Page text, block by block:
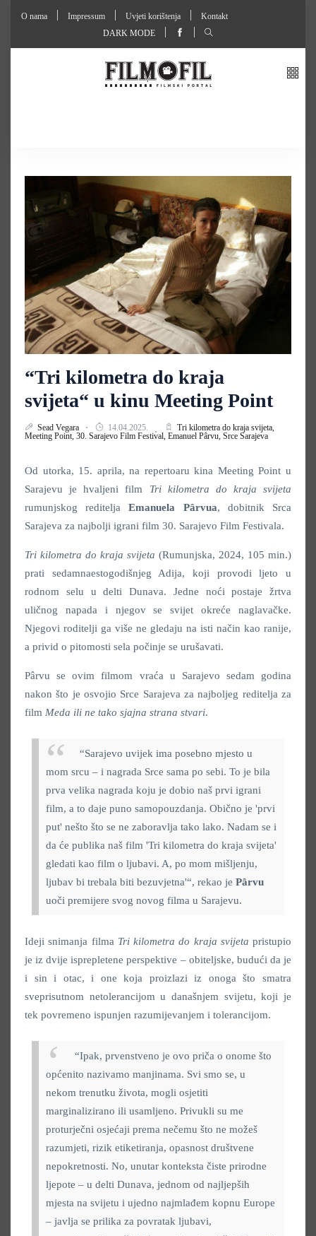
O nama Impressum Uvjeti korištenja
Kontakt
DARK MODE
“Tri kilometra do kraja
svijeta“ u kinu Meeting Point
Sead Vegara 14.04.2025.
Tri kilometra do kraja svijeta,
Meeting Point, 30. Sarajevo Film Festival, Emanuel Pârvu, Srce Sarajeva
Od utorka, 15. aprila, na repertoaru kina Meeting Point u
Sarajevu je hvaljeni film Tri kilometra do kraja svijeta
rumunjskog rediteljaEmanuela Pârvua, dobitnik Srca
Sarajeva za najbolji igrani film 30. Sarajevo Film Festivala.
Tri kilometra do kraja svijeta (Rumunjska, 2024, 105 min.)
prati sedamnaestogodišnjeg Adija, koji provodi ljeto u
rodnom selu u delti Dunava. Jedne noći postaje žrtva
uličnog napada i njegov se svijet okreće naglavačke.
Njegovi roditelji ga više ne gledaju na isti način kao ranije,
a privid o pitomosti sela počinje se urušavati.
Pârvu se ovim filmom vraća u Sarajevo sedam godina
nakon što je osvojio Srce Sarajeva za najboljeg reditelja za
film Meda ili ne tako sjajna strana stvari.
“Sarajevo uvijek ima posebno mjesto u
mom srcu – i nagrada Srce sama po sebi. To je bila
prva velika nagrada koju je dobio naš prvi igrani
film, a to daje puno samopouzdanja. Obično je 'prvi
put' nešto što se ne zaboravlja tako lako. Nadam se i
da će publika naš film 'Tri kilometra do kraja svijeta'
gledati kao film o ljubavi. A, po mom mišljenju,
ljubav bi trebala biti bezuvjetna'“, rekao je Pârvu
uoči premijere svog novog filma u Sarajevu.
Ideji snimanja filma Tri kilometra do kraja svijeta pristupio
je iz dvije isprepletene perspektive – obiteljske, budući da je
i sin i otac, i one koja proizlazi iz onoga što smatra
sveprisutnom netolerancijom u današnjem svijetu, koji je
tek povremeno ispunjen razumijevanjem i tolerancijom.
“Ipak, prvenstveno je ovo priča o onome što
općenito nazivamo manjinama. Svi smo se, u
nekom trenutku života, mogli osjetiti
marginalizirano ili usamljeno. Privukli su me
proturječni osjećaji prema nečemu što ne možeš
razumjeti, rizik etiketiranja, opasnost društvene
nepokretnosti. No, unutar konteksta čiste prirodne
ljepote – u delti Dunava, jednom od najljepših
mjesta na svijetu i ujedno najmlađem kopnu Europe
– javlja se prilika za povratak ljubavi,